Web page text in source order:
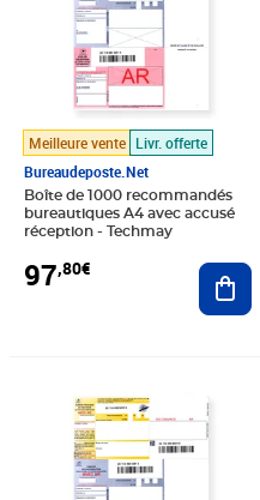
Meilleure vente Livr. offerte
Bureaudeposte.net
Boîte de 1000 recommandés
bureautiques A4 avec accusé
réception - Techmay
97,80€